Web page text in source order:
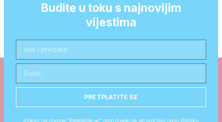
Budite u toku s najnovijim
vijestima
PRETPLATITE SE
Klikom na dugme "Pretplatite se" potvrđujete da ste pročitali našu Politiku